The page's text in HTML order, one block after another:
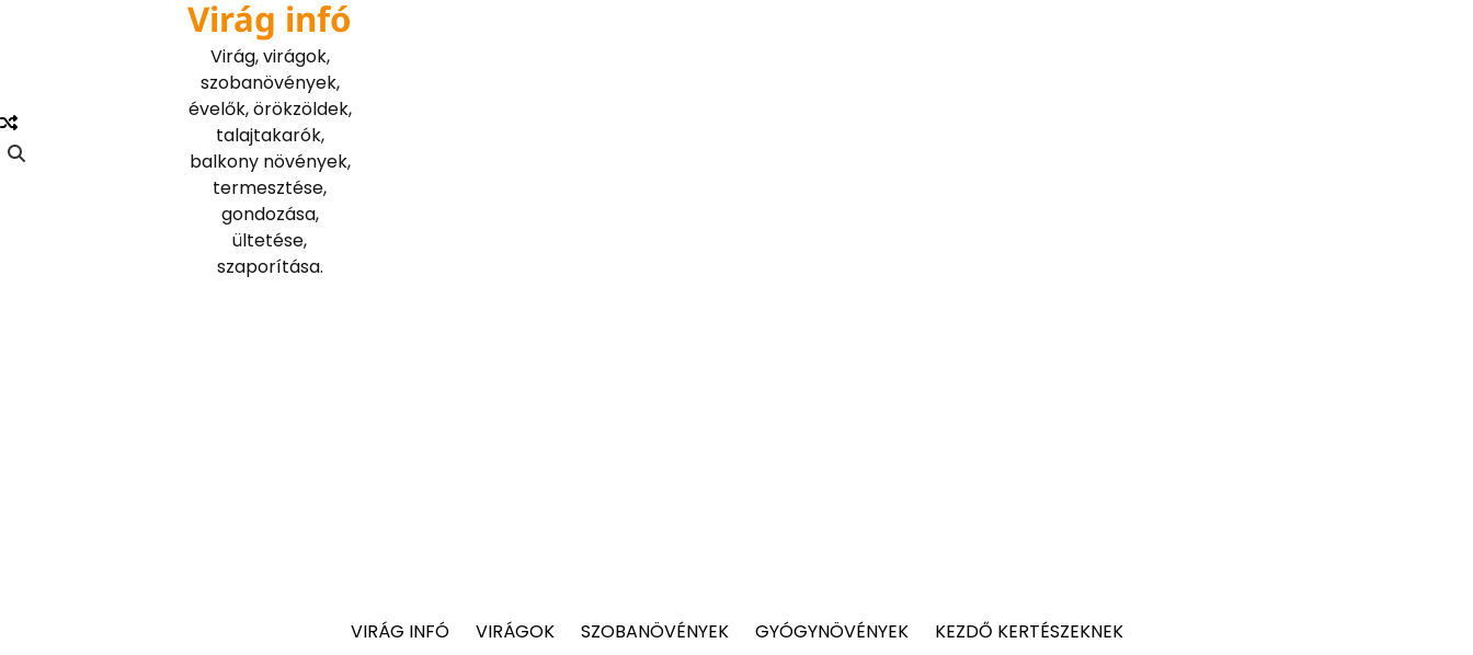
Virág infó
Virág, virágok,
szobanövények,
évelők, örökzöldek,
talajtakarók,
balkony növények,
termesztése,
gondozása,
ültetése,
szaporítása.
VIRÁG INFÓ VIRÁGOK SZOBANÖVÉNYEK GYÓGYNÖVÉNYEK KEZDŐ KERTÉSZEKNEK